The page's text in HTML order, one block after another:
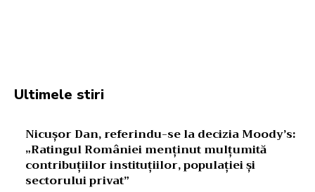
Ultimele stiri
Nicușor Dan, referindu-se la decizia Moody’s:
„Ratingul României menținut mulțumită
contribuțiilor instituțiilor, populației și
sectorului privat”